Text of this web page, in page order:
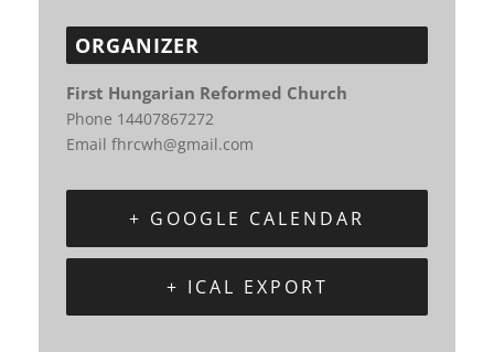
ORGANIZER
First Hungarian Reformed Church
Phone 14407867272
Email fhrcwh@gmail.com
+ GOOGLE CALENDAR
+ ICAL EXPORT